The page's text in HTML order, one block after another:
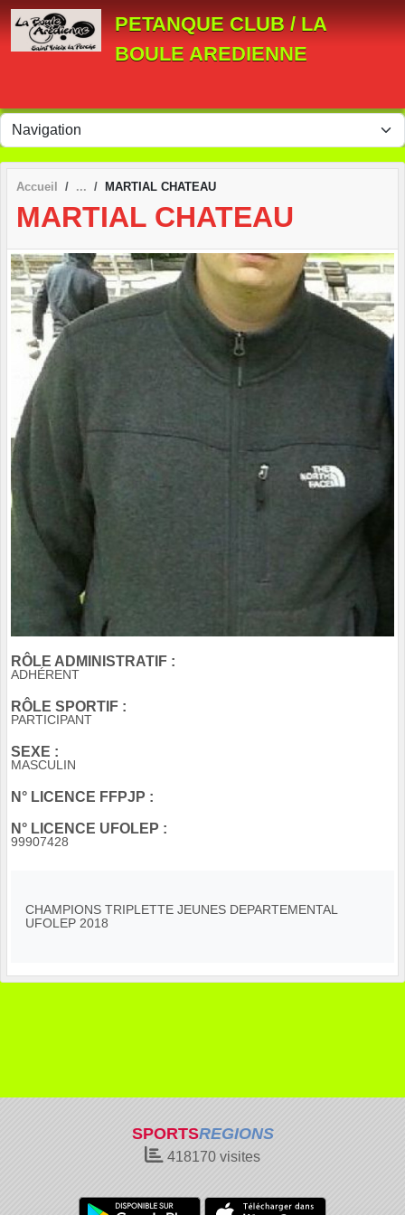
PETANQUE CLUB / LA
BOULE AREDIENNE
Accueil MARTIAL CHATEAU
MARTIAL CHATEAU
RÔLE ADMINISTRATIF :
ADHÉRENT
RÔLE SPORTIF :
PARTICIPANT
SEXE :
MASCULIN
N° LICENCE FFPJP :
N° LICENCE UFOLEP :
99907428
CHAMPIONS TRIPLETTE JEUNES DEPARTEMENTAL
UFOLEP 2018
SPORTSREGIONS
418170 visites
Panneau de gestion des cookies